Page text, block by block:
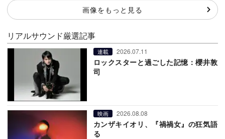
画像をもっと見る
リアルサウンド厳選記事
連載 2026.07.11
ロックスターと過ごした記憶：櫻井敦
司
映画 2026.08.08
カンザキイオリ、『禍禍女』の狂気語
る